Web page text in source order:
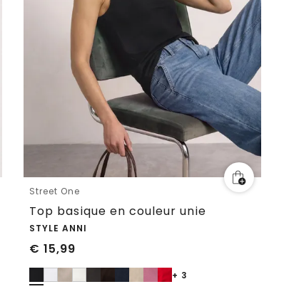
Street One
Top basique en couleur unie
STYLE ANNI
€ 15,99
+ 3